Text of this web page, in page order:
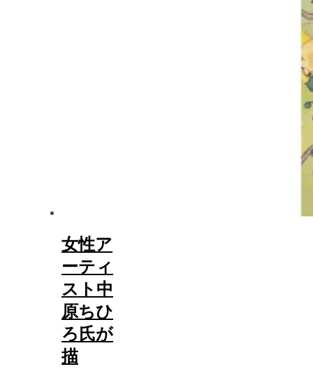
女性ア
ーティ
スト中
原ちひ
ろ氏が
描